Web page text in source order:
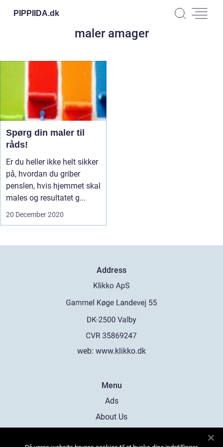
PIPPIIDA.dk
maler amager
Spørg din maler til
råds!
Er du heller ikke helt sikker
på, hvordan du griber
penslen, hvis hjemmet skal
males og resultatet g...
20 December 2020
Address
web: www.klikko.dk
Menu
Ads
About Us